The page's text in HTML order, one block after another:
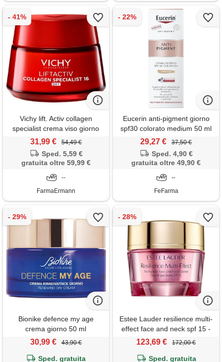
Vichy lift. Activ collagen
specialist crema viso giorno
antietà (50 ml)
31,99 € 54,49 €
Sped. 5,59 €
gratuita oltre 59,99 €
--
FarmaErmann
Eucerin anti-pigment giorno
spf30 colorato medium 50 ml
29,27 € 37,50 €
Sped. 4,90 €
gratuita oltre 49,90 €
--
FeFarma
Bionike defence my age
crema giorno 50 ml
30,99 € 43,90 €
Sped. gratuita
Estee Lauder resilience multi-
effect face and neck spf 15 -
pelle normale / mista 50 ml -
123,69 € 172,00 €
Sped. gratuita